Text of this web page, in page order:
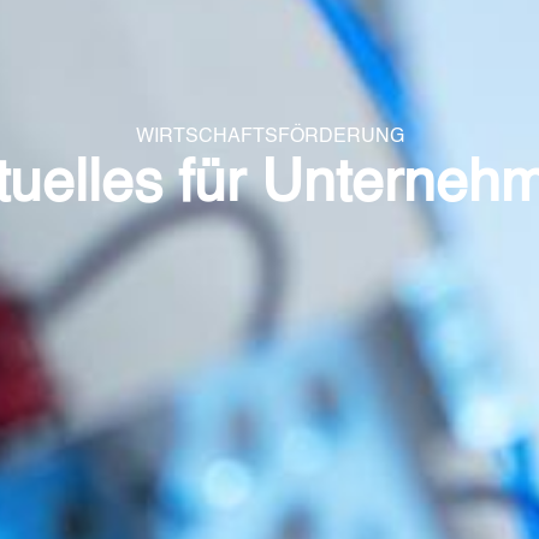
WIRTSCHAFTSFÖRDERUNG
für